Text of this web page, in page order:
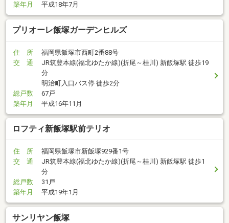
築年月
平成18年7月
プリオーレ飯塚ガーデンヒルズ
住 所
福岡県飯塚市西町2番88号
交 通
JR筑豊本線(福北ゆたか線)(折尾～桂川) 新飯塚駅 徒歩19
分
明治町入口バス停 徒歩2分
総戸数
67戸
築年月
平成16年11月
ロフティ新飯塚駅前テリオ
住 所
福岡県飯塚市新飯塚929番1号
交 通
JR筑豊本線(福北ゆたか線)(折尾～桂川) 新飯塚駅 徒歩1
分
総戸数
31戸
築年月
平成19年1月
サンリヤン飯塚